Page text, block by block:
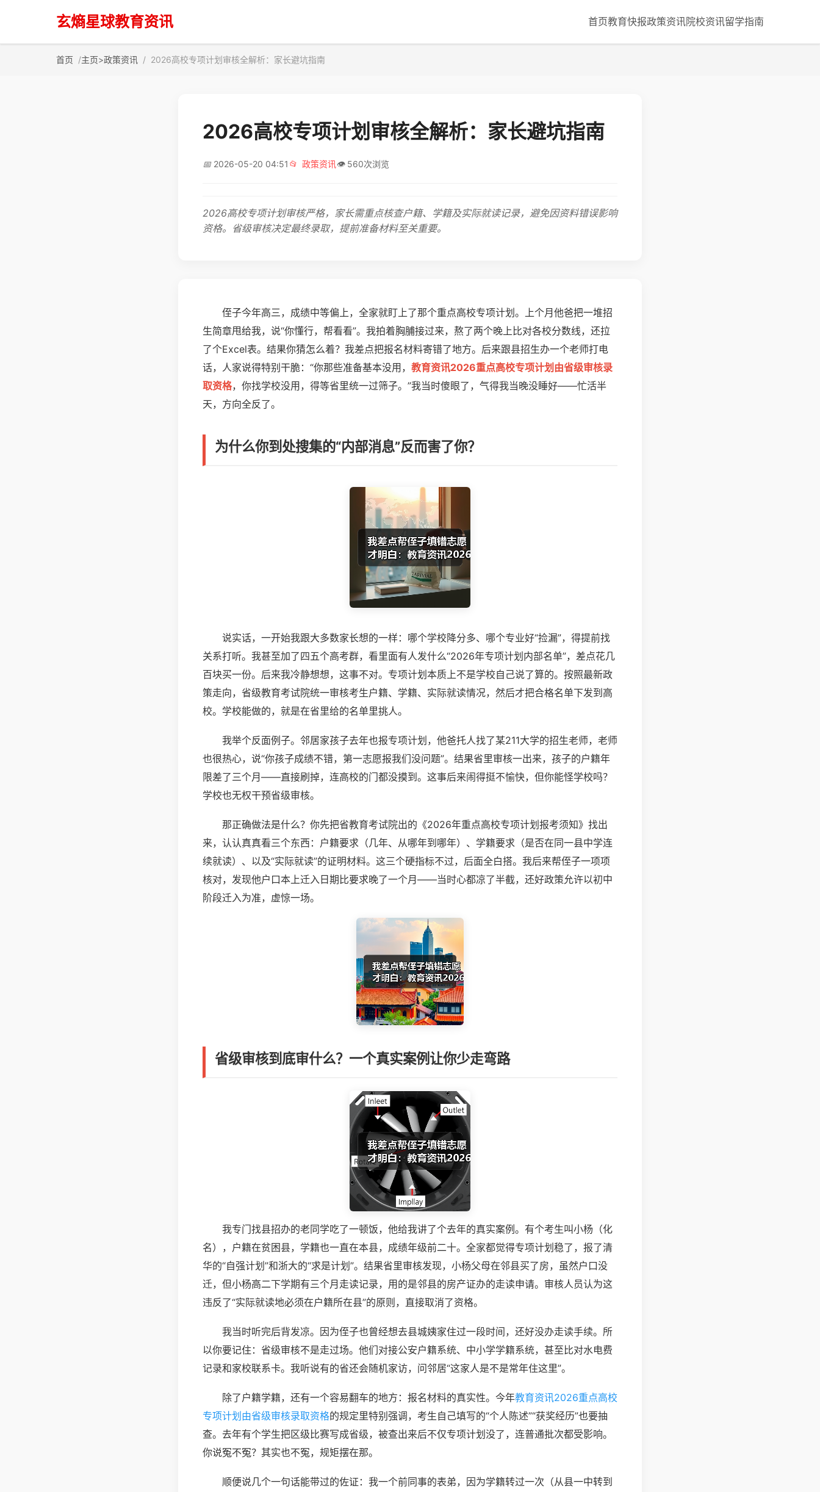
玄熵星球教育资讯 首页教育快报政策资讯院校资讯留学指南
首页 主页>政策资讯 2026高校专项计划审核全解析：家长避坑指南
2026高校专项计划审核全解析：家长避坑指南
📅 2026-05-20 04:51 📂 政策资讯👁️ 560次浏览
2026高校专项计划审核严格，家长需重点核查户籍、学籍及实际就读记录，避免因资料错误影响
资格。省级审核决定最终录取，提前准备材料至关重要。
侄子今年高三，成绩中等偏上，全家就盯上了那个重点高校专项计划。上个月他爸把一堆招
生简章甩给我，说“你懂行，帮看看”。我拍着胸脯接过来，熬了两个晚上比对各校分数线，还拉
了个Excel表。结果你猜怎么着？我差点把报名材料寄错了地方。后来跟县招生办一个老师打电
话，人家说得特别干脆：“你那些准备基本没用， 教育资讯2026重点高校专项计划由省级审核录
取资格，你找学校没用，得等省里统一过筛子。”我当时傻眼了，气得我当晚没睡好——忙活半
天，方向全反了。
为什么你到处搜集的“内部消息”反而害了你？
说实话，一开始我跟大多数家长想的一样：哪个学校降分多、哪个专业好“捡漏”，得提前找
关系打听。我甚至加了四五个高考群，看里面有人发什么“2026年专项计划内部名单”，差点花几
百块买一份。后来我冷静想想，这事不对。专项计划本质上不是学校自己说了算的。按照最新政
策走向，省级教育考试院统一审核考生户籍、学籍、实际就读情况，然后才把合格名单下发到高
校。学校能做的，就是在省里给的名单里挑人。
我举个反面例子。邻居家孩子去年也报专项计划，他爸托人找了某211大学的招生老师，老师
也很热心，说“你孩子成绩不错，第一志愿报我们没问题”。结果省里审核一出来，孩子的户籍年
限差了三个月——直接刷掉，连高校的门都没摸到。这事后来闹得挺不愉快，但你能怪学校吗？
学校也无权干预省级审核。
那正确做法是什么？你先把省教育考试院出的《2026年重点高校专项计划报考须知》找出
来，认认真真看三个东西：户籍要求（几年、从哪年到哪年）、学籍要求（是否在同一县中学连
续就读）、以及“实际就读”的证明材料。这三个硬指标不过，后面全白搭。我后来帮侄子一项项
核对，发现他户口本上迁入日期比要求晚了一个月——当时心都凉了半截，还好政策允许以初中
阶段迁入为准，虚惊一场。
省级审核到底审什么？一个真实案例让你少走弯路
我专门找县招办的老同学吃了一顿饭，他给我讲了个去年的真实案例。有个考生叫小杨（化
名），户籍在贫困县，学籍也一直在本县，成绩年级前二十。全家都觉得专项计划稳了，报了清
华的“自强计划”和浙大的“求是计划”。结果省里审核发现，小杨父母在邻县买了房，虽然户口没
迁，但小杨高二下学期有三个月走读记录，用的是邻县的房产证办的走读申请。审核人员认为这
违反了“实际就读地必须在户籍所在县”的原则，直接取消了资格。
我当时听完后背发凉。因为侄子也曾经想去县城姨家住过一段时间，还好没办走读手续。所
以你要记住：省级审核不是走过场。他们对接公安户籍系统、中小学学籍系统，甚至比对水电费
记录和家校联系卡。我听说有的省还会随机家访，问邻居“这家人是不是常年住这里”。
除了户籍学籍，还有一个容易翻车的地方：报名材料的真实性。今年教育资讯2026重点高校
专项计划由省级审核录取资格的规定里特别强调，考生自己填写的“个人陈述”“获奖经历”也要抽
查。去年有个学生把区级比赛写成省级，被查出来后不仅专项计划没了，连普通批次都受影响。
你说冤不冤？其实也不冤，规矩摆在那。
顺便说几个一句话能带过的佐证：我一个前同事的表弟，因为学籍转过一次（从县一中转到